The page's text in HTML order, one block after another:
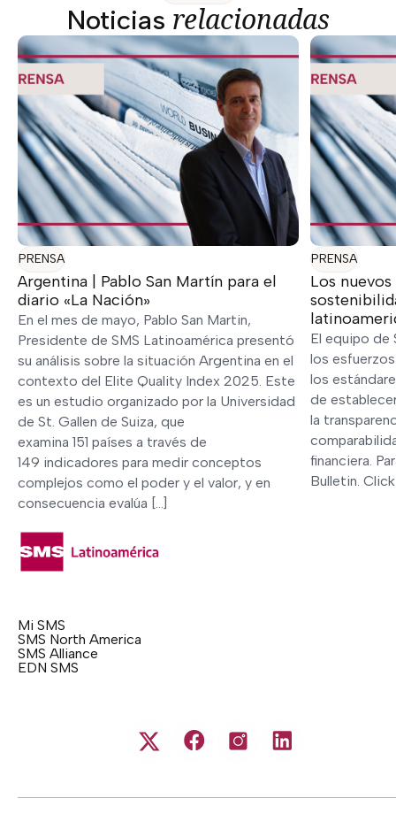
Noticias relacionadas
PRENSA
Argentina | Pablo San Martín para el
diario «La Nación»
En el mes de mayo, Pablo San Martin,
Presidente de SMS Latinoamérica presentó
su análisis sobre la situación Argentina en el
contexto del Elite Quality Index 2025. Este
es un estudio organizado por la Universidad
de St. Gallen de Suiza, que
examina 151 países a través de
149 indicadores para medir conceptos
complejos como el poder y el valor, y en
consecuencia evalúa […]
PRENSA
Los
El equipo de
los
los
de
la
financiera.
Bulletin.
Mi SMS
SMS North America
SMS Alliance
EDN SMS